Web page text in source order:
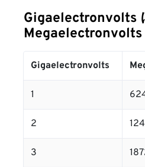
Gigaelectronvolts
Megaelectronvolts
Gigaelectronvolts
1
2
3